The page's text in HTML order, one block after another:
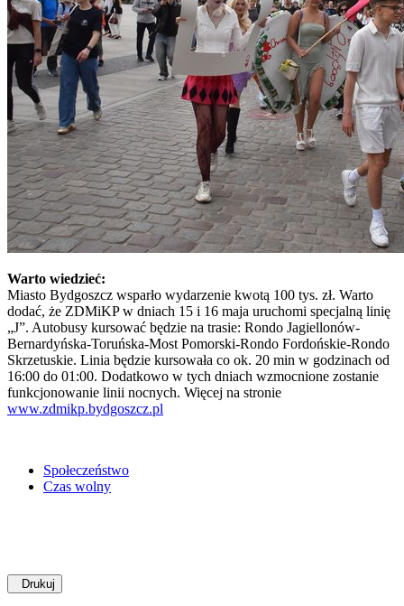
Warto wiedzieć:
Miasto Bydgoszcz wsparło wydarzenie kwotą 100 tys. zł. Warto
dodać, że ZDMiKP w dniach 15 i 16 maja uruchomi specjalną linię
„J”. Autobusy kursować będzie na trasie: Rondo Jagiellonów-
Bernardyńska-Toruńska-Most Pomorski-Rondo Fordońskie-Rondo
Skrzetuskie. Linia będzie kursowała co ok. 20 min w godzinach od
16:00 do 01:00. Dodatkowo w tych dniach wzmocnione zostanie
funkcjonowanie linii nocnych. Więcej na stronie
www.zdmikp.bydgoszcz.pl
Społeczeństwo
Czas wolny
Drukuj